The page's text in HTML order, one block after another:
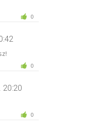
0
0
20:20
0